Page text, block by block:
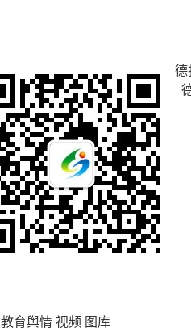
德
教育舆情 视频 图库